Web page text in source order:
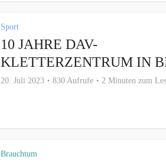
Sport
10 JAHRE DAV-
KLETTERZENTRUM IN
20. Juli 2023 830 Aufrufe 2 Minuten zum
Brauchtum